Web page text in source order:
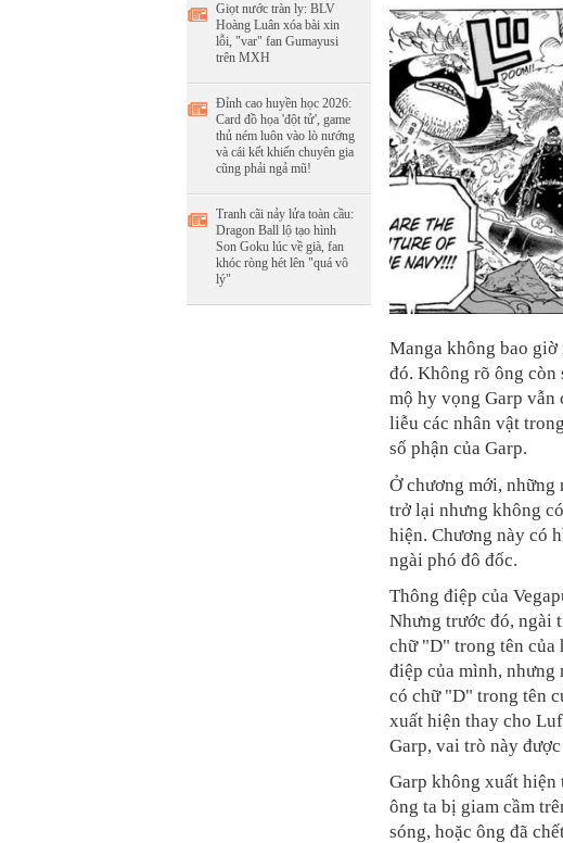
Giọt nước tràn ly: BLV
Hoàng Luân xóa bài xin
lỗi, "var" fan Gumayusi
trên MXH
Đỉnh cao huyền học 2026:
Card đồ họa 'đột tử', game
thủ ném luôn vào lò nướng
và cái kết khiến chuyên gia
cũng phải ngả mũ!
Tranh cãi nảy lửa toàn cầu:
Dragon Ball lộ tạo hình
Son Goku lúc về già, fan
khóc ròng hét lên "quá vô
lý"
Manga không bao
đó. Không rõ ông còn
mộ hy vọng Garp vẫn
liễu các nhân vật
số phận của Garp.
Ở chương mới, những
trở lại nhưng không
hiện. Chương này có
ngài phó đô đốc.
Thông điệp của
Nhưng trước đó, ngài
chữ "D" trong tên của
điệp của mình, nhưng
có chữ "D" trong tên
xuất hiện thay cho
Garp, vai trò này
Garp không xuất hiện
ông ta bị giam cầm
sóng, hoặc ông đã